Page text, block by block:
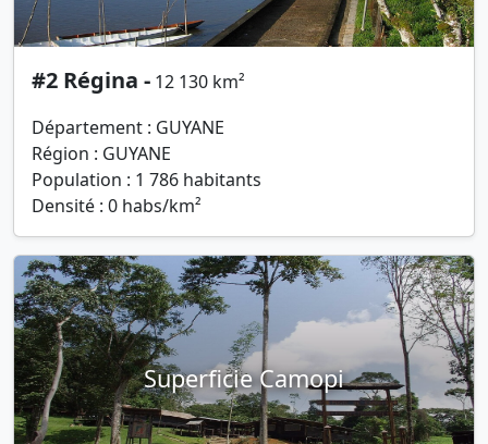
#2 Régina - 12 130 km²
Département : GUYANE
Région : GUYANE
Population : 1 786 habitants
Densité : 0 habs/km²
Superficie Camopi